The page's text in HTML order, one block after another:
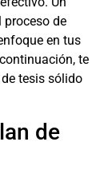
proceso de
en tus
te
tesis sólido
de